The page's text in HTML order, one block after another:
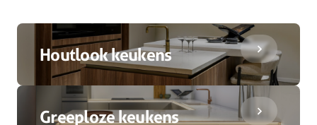
Houtlook keukens
Greeploze keukens